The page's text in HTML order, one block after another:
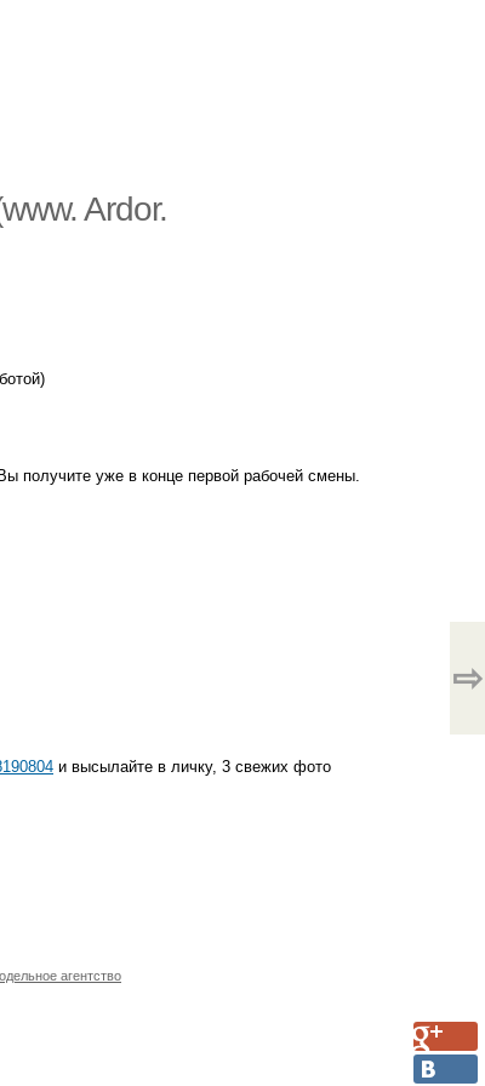
Ardor.
получите уже в конце первой рабочей смены.
и высылайте в личку, 3 свежих фото
агентство
⇨